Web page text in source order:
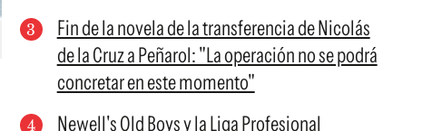
Fin de la novela de la transferencia de Nicolás
de la Cruz a Peñarol: "La operación no se podrá
concretar en este momento"
Newell's Old Boys y la Liga Profesional